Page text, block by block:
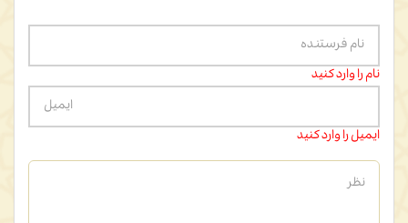
نام را وارد کنید
ایمیل را وارد کنید